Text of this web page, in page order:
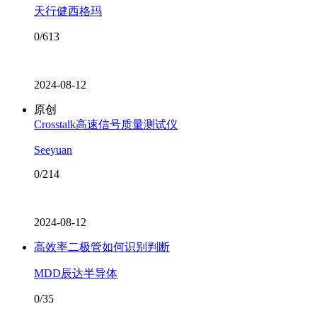
天行健西格玛
0/613
2024-08-12
原创
Crosstalk高速信号质量测试仪
Seeyuan
0/214
2024-08-12
高效率二极管如何识别判断
MDD辰达半导体
0/35